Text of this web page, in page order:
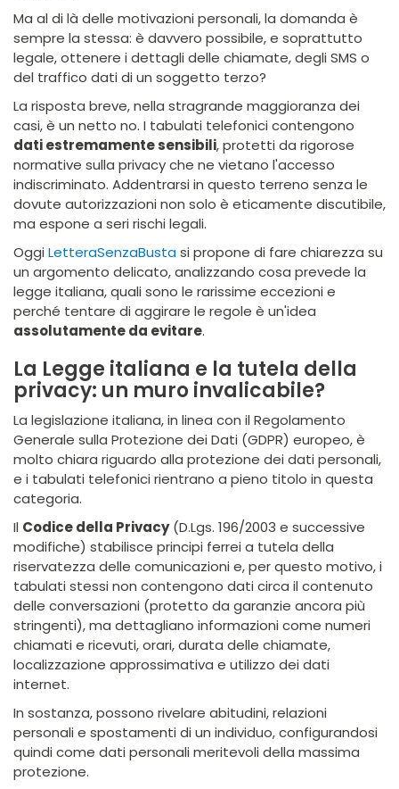
Ma al di là delle motivazioni personali, la domanda è
sempre la stessa: è davvero possibile, e soprattutto
legale, ottenere i dettagli delle chiamate, degli SMS o
del traffico dati di un soggetto terzo?
La risposta breve, nella stragrande maggioranza dei
casi, è un netto no. I tabulati telefonici contengono
dati estremamente sensibili, protetti da rigorose
normative sulla privacy che ne vietano l'accesso
indiscriminato. Addentrarsi in questo terreno senza le
dovute autorizzazioni non solo è eticamente discutibile,
ma espone a seri rischi legali.
Oggi LetteraSenzaBustasi propone di fare chiarezza su
un argomento delicato, analizzando cosa prevede la
legge italiana, quali sono le rarissime eccezioni e
perché tentare di aggirare le regole è un'idea
assolutamente da evitare.
La Legge italiana e la tutela della
privacy: un muro invalicabile?
La legislazione italiana, in linea con il Regolamento
Generale sulla Protezione dei Dati (GDPR) europeo, è
molto chiara riguardo alla protezione dei dati personali,
e i tabulati telefonici rientrano a pieno titolo in questa
categoria.
Il Codice della Privacy(D.Lgs. 196/2003 e successive
modifiche) stabilisce principi ferrei a tutela della
riservatezza delle comunicazioni e, per questo motivo, i
tabulati stessi non contengono dati circa il contenuto
delle conversazioni (protetto da garanzie ancora più
stringenti), ma dettagliano informazioni come numeri
chiamati e ricevuti, orari, durata delle chiamate,
localizzazione approssimativa e utilizzo dei dati
internet.
In sostanza, possono rivelare abitudini, relazioni
personali e spostamenti di un individuo, configurandosi
quindi come dati personali meritevoli della massima
protezione.